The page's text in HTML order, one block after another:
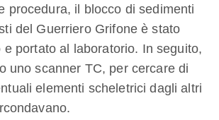
procedura, il blocco di sedimenti
del Guerriero Grifone è stato
portato al laboratorio. In seguito,
uno scanner TC, per cercare di
elementi scheletrici dagli altri